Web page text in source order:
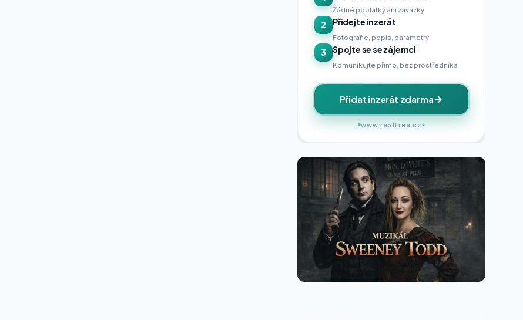
Žádné poplatky ani závazky
2 Přidejte inzerát
Fotografie, popis, parametry
3 Spojte se se zájemci
Komunikujte přímo, bez prostředníka
Přidat inzerát zdarma
www.realfree.cz